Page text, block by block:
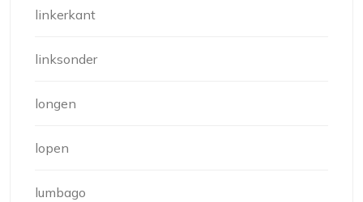
linkerkant
linksonder
longen
lopen
lumbago